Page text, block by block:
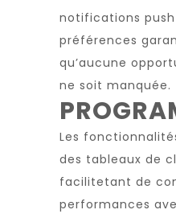
notifications push
préférences
qu’aucune
ne soit manquée.
Les
des tableaux de
facilitetant de
performances